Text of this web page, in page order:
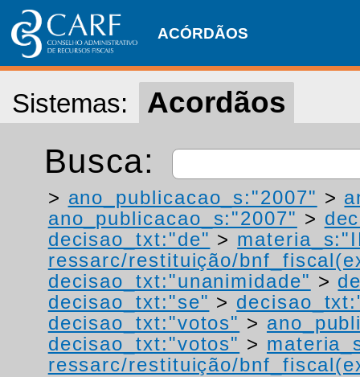
ACÓRDÃOS
Sistemas: Acordãos
Busca:
> ano_publicacao_s:"2007" >
ano_publicacao_s:"2007" >
decisao_txt:"de" >
ressarc/restituição/
decisao_txt:"unanimidade" >
decisao_txt:"se" >
decisao_txt:"votos" >
decisao_txt:"votos" >
ressarc/restituição/